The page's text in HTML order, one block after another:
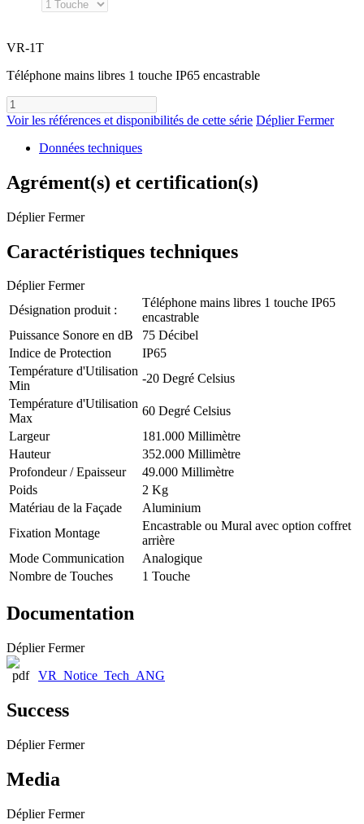
VR-1T
Téléphone mains libres 1 touche IP65 encastrable
Voir les références et disponibilités de cette série Déplier Fermer
Données techniques
Agrément(s) et certification(s)
Déplier Fermer
Caractéristiques techniques
Déplier Fermer
Désignation produit :
Téléphone mains libres 1 touche IP65
encastrable
Puissance Sonore en dB
75 Décibel
Indice de Protection
IP65
Température d'Utilisation
Min
-20 Degré Celsius
Température d'Utilisation
Max
60 Degré Celsius
Largeur
181.000 Millimètre
Hauteur
352.000 Millimètre
Profondeur / Epaisseur
49.000 Millimètre
Poids
2 Kg
Matériau de la Façade
Aluminium
Fixation Montage
Encastrable ou Mural avec option coffret
arrière
Mode Communication
Analogique
Nombre de Touches
1 Touche
Documentation
Déplier Fermer
VR_Notice_Tech_ANG
Success
Déplier Fermer
Media
Déplier Fermer